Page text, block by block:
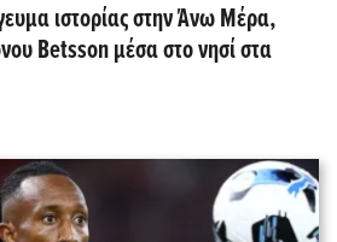
ιστορίας στην Άνω Μέρα,
Betsson μέσα στο νησί στα